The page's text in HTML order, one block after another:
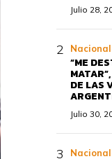
Julio 28,
“ME
DE LAS
Julio 30,